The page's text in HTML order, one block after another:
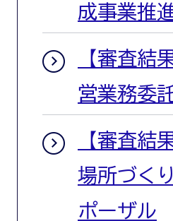
成事業推
【審査結
営業務委
【審査結
場所づく
ポーザル